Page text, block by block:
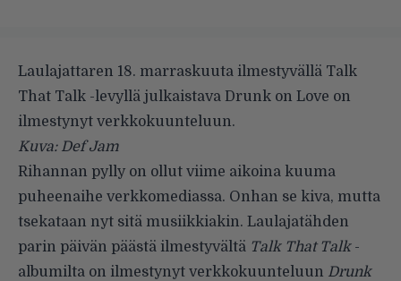
Laulajattaren 18. marraskuuta ilmestyvällä Talk
That Talk -levyllä julkaistava Drunk on Love on
ilmestynyt verkkokuunteluun.
Kuva: Def Jam
Rihannan pylly on ollut viime aikoina kuuma
puheenaihe verkkomediassa. Onhan se kiva, mutta
tsekataan nyt sitä musiikkiakin. Laulajatähden
parin päivän päästä ilmestyvältä Talk That Talk -
albumilta on ilmestynyt verkkokuunteluun Drunk